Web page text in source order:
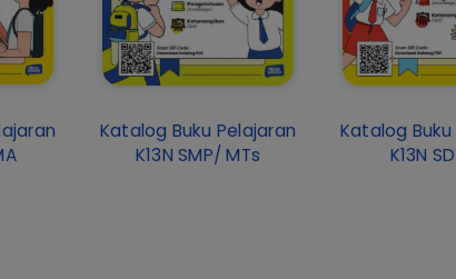
Katalog Buku Pelajaran
K13N SMP/ MTs
Katalog
K13N